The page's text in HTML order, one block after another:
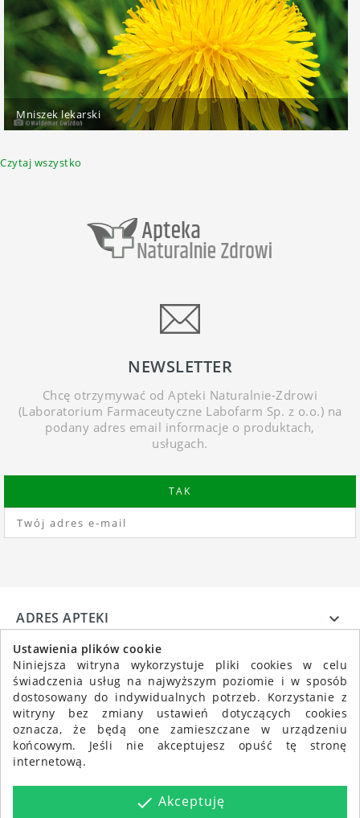
Mniszek lekarski
Czytaj wszystko
NEWSLETTER
Chcę otrzymywać od Apteki Naturalnie-Zdrowi
(Laboratorium Farmaceutyczne Labofarm Sp. z o.o.) na
podany adres email informacje o produktach,
usługach.
ADRES APTEKI 
INFORMACJE
Ustawienia plików cookie
Niniejsza witryna wykorzystuje pliki cookies w celu
świadczenia usług na najwyższym poziomie i w sposób
dostosowany do indywidualnych potrzeb. Korzystanie z
witryny bez zmiany ustawień dotyczących cookies
oznacza, że będą one zamieszczane w urządzeniu
końcowym. Jeśli nie akceptujesz opuść tę stronę
internetową.
done Akceptuję